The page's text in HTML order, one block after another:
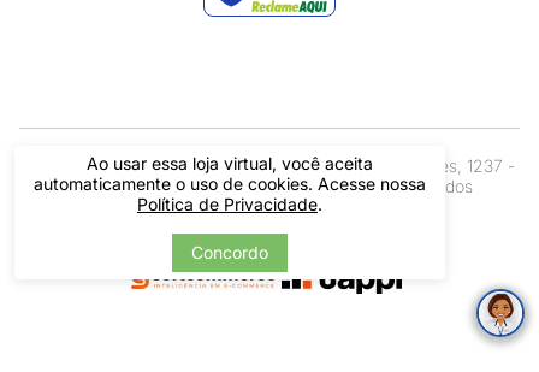
Ao usar essa loja virtual, você aceita
automaticamente o uso de cookies. Acesse nossa
Política de Privacidade.
Concordo
Pintos LTDA - 06.837.645/0001-60 - Rua Álvaro Mendes, 1237 -
Centro - Teresina/ PI - Todos os Direitos Reservados
Desenvolvido por: